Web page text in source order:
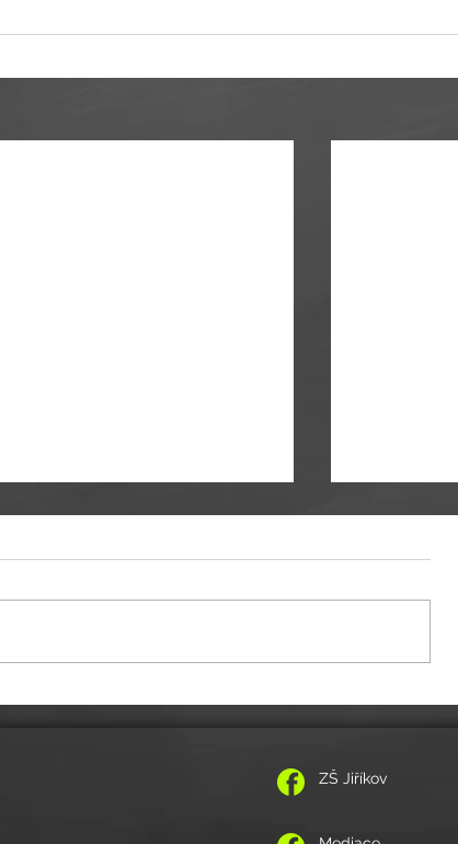
Aktuální informace ke společnému vplutí do
ZŠ Jiříkov